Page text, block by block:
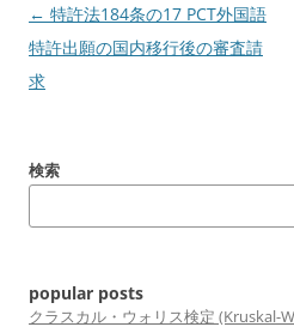
投
稿
ナ
ー
← 特許法184条の17 PCT外国語
特許出願の国内移行後の審査請
求
検索
popular posts
クラスカル・ウォリス検定 (Kruskal-